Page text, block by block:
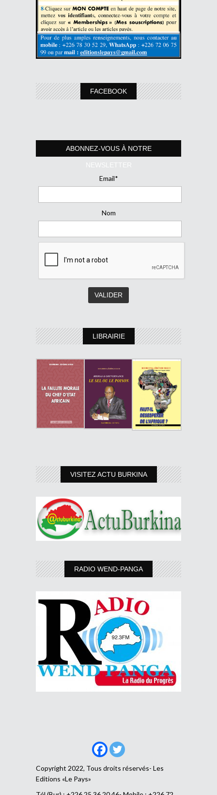
FACEBOOK
ABONNEZ-VOUS À NOTRE
NEWSLETTER
Email*
Nom
LIBRAIRIE
VISITEZ ACTU BURKINA
RADIO WEND-PANGA
Copyright 2022, Tous droits réservés- Les
Editions «Le Pays»